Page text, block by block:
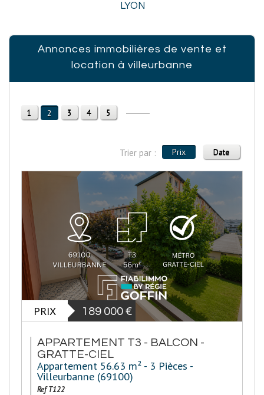
LYON
Annonces immobilières de vente et
location à villeurbanne
1 2 3 4 5
Trier par : Prix Date
PRIX 189 000 €
APPARTEMENT T3 - BALCON -
GRATTE-CIEL
Appartement 56.63 m² - 3 Pièces -
Villeurbanne (69100)
Ref T122